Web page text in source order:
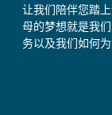
让我们陪伴您踏
母的梦想就是我
务以及我们如何为